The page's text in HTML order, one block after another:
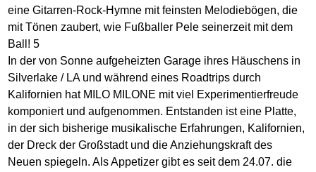
eine Gitarren-Rock-Hymne mit feinsten Melodiebögen, die
mit Tönen zaubert, wie Fußballer Pele seinerzeit mit dem
Ball! 5
In der von Sonne aufgeheizten Garage ihres Häuschens in
Silverlake / LA und während eines Roadtrips durch
Kalifornien hat MILO MILONE mit viel Experimentierfreude
komponiert und aufgenommen. Entstanden ist eine Platte,
in der sich bisherige musikalische Erfahrungen, Kalifornien,
der Dreck der Großstadt und die Anziehungskraft des
Neuen spiegeln. Als Appetizer gibt es seit dem 24.07. die